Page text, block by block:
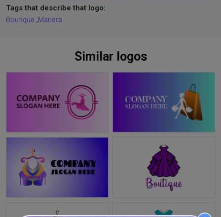
Tags that describe that logo:
Boutique ,Manera
Similar logos